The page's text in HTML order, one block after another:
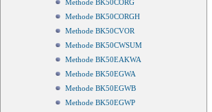
Methode BK50CORG
Methode BK50CORGH
Methode BK50CVOR
Methode BK50CWSUM
Methode BK50EAKWA
Methode BK50EGWA
Methode BK50EGWB
Methode BK50EGWP